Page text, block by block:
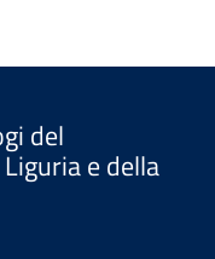
del
e della